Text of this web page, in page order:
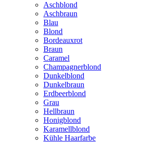
Aschblond
Aschbraun
Blau
Blond
Bordeauxrot
Braun
Caramel
Champagnerblond
Dunkelblond
Dunkelbraun
Erdbeerblond
Grau
Hellbraun
Honigblond
Karamellblond
Kühle Haarfarbe